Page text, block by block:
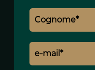
Si presta
• una residenza